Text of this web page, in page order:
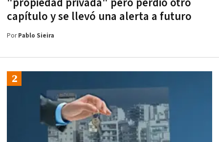
capítulo y se llevó una alerta a futuro
PorPablo Sieira